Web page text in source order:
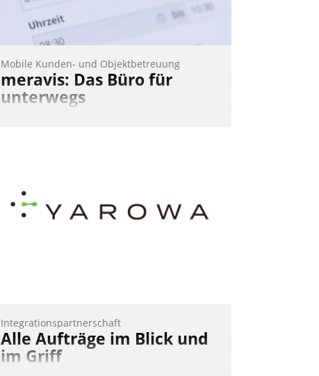
Mobile Kunden- und Objektbetreuung
meravis: Das Büro für
unterwegs
hat sich dabei für den Betrieb der Lösung
über die SAP Cloud Platform entschieden
Integrationspartnerschaft
Alle Aufträge im Blick und
im Griff